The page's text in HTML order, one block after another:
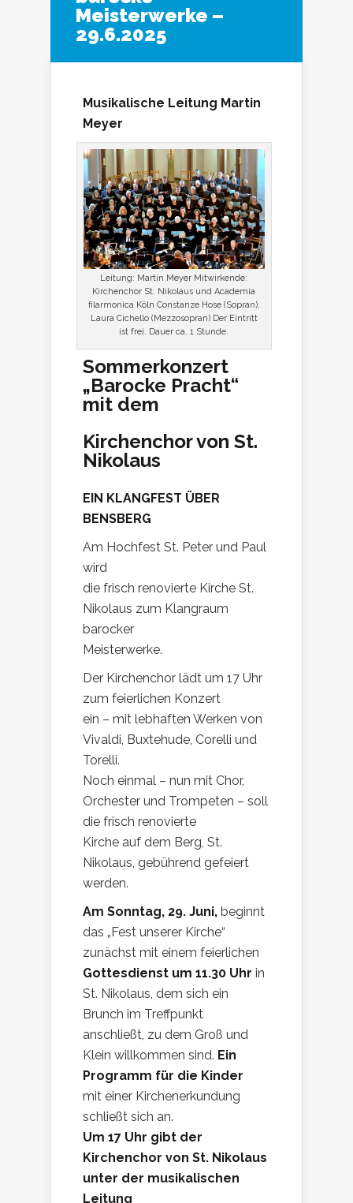
Meisterwerke –
29.6.2025
Musikalische Leitung Martin
Meyer
Leitung: Martin Meyer Mitwirkende:
Kirchenchor St. Nikolaus und Academia
filarmonica Köln Constanze Hose (Sopran),
Laura Cichello (Mezzosopran) Der Eintritt
ist frei. Dauer ca. 1 Stunde.
Sommerkonzert
„Barocke Pracht“
mit dem
Kirchenchor von St.
Nikolaus
EIN KLANGFEST ÜBER
BENSBERG
Am Hochfest St. Peter und Paul
wird
die frisch renovierte Kirche St.
Nikolaus zum Klangraum
barocker
Meisterwerke.
Der Kirchenchor lädt um 17 Uhr
zum feierlichen Konzert
ein – mit lebhaften Werken von
Vivaldi, Buxtehude, Corelli und
Torelli.
Noch einmal – nun mit Chor,
Orchester und Trompeten – soll
die frisch renovierte
Kirche auf dem Berg, St.
Nikolaus, gebührend gefeiert
werden.
Am Sonntag, 29. Juni, beginnt
das „Fest unserer Kirche“
zunächst mit einem feierlichen
Gottesdienst um 11.30 Uhr in
St. Nikolaus, dem sich ein
Brunch im Treffpunkt
anschließt, zu dem Groß und
Klein willkommen sind. Ein
Programm für die Kinder
mit einer Kirchenerkundung
schließt sich an.
Um 17 Uhr gibt der
Kirchenchor von St. Nikolaus
unter der musikalischen
Leitung